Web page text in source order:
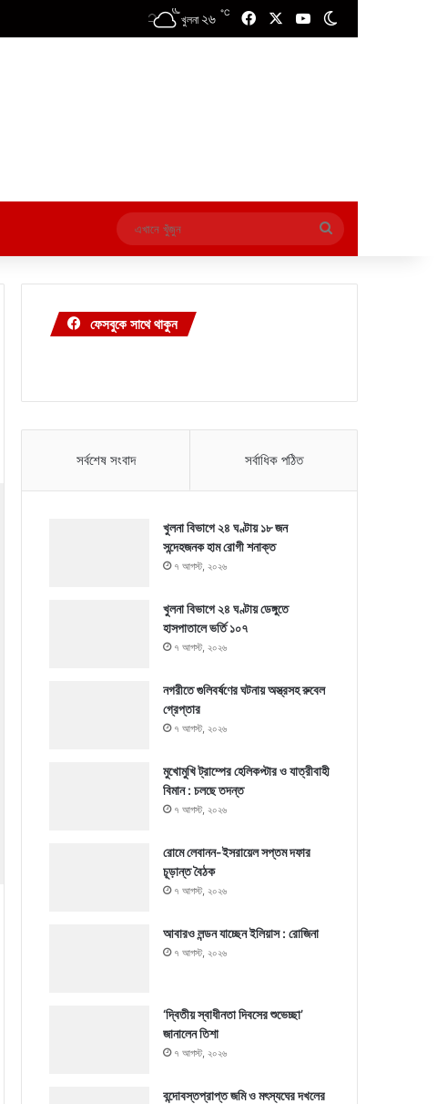
খুলনা ২৬ ℃ FacebookYouTube
এখানে
খুঁজুন
ফেসবুকে সাথে থাকুন
সর্বশেষ সংবাদ সর্বাধিক পঠিত
খুলনা বিভাগে ২৪ ঘণ্টায় ১৮ জন
সন্দেহজনক হাম রোগী শনাক্ত
৭ আগস্ট, ২০২৬
খুলনা বিভাগে ২৪ ঘণ্টায় ডেঙ্গুতে
হাসপাতালে ভর্তি ১০৭
৭ আগস্ট, ২০২৬
নগরীতে গুলিবর্ষণের ঘটনায় অস্ত্রসহ রুবেল
গ্রেপ্তার
৭ আগস্ট, ২০২৬
মুখোমুখি ট্রাম্পের হেলিকপ্টার ও যাত্রীবাহী
বিমান : চলছে তদন্ত
৭ আগস্ট, ২০২৬
রোমে লেবানন-ইসরায়েল সপ্তম দফার
চূড়ান্ত বৈঠক
৭ আগস্ট, ২০২৬
আবারও লন্ডন যাচ্ছেন ইলিয়াস : রোজিনা
৭ আগস্ট, ২০২৬
‘দ্বিতীয় স্বাধীনতা দিবসের শুভেচ্ছা’
জানালেন তিশা
৭ আগস্ট, ২০২৬
বন্দোবস্তপ্রাপ্ত জমি ও মৎস্যঘের দখলের